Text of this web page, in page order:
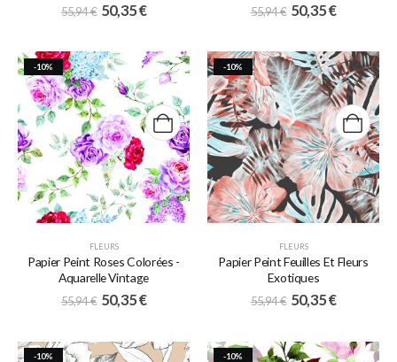
55,94€ 50,35€ 55,94€ 50,35€
-10%
FLEURS
Papier Peint Roses Colorées -
Aquarelle Vintage
55,94€ 50,35€
-10%
FLEURS
Papier Peint Feuilles Et Fleurs
Exotiques
55,94€ 50,35€
-10% -10%